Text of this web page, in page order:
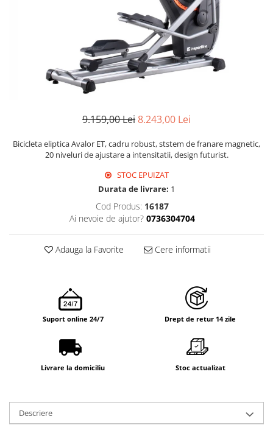
9.159,00 Lei8.243,00 Lei
Bicicleta eliptica Avalor ET, cadru robust, ststem de franare magnetic,
20 niveluri de ajustare a intensitatii, design futurist.
STOC EPUIZAT
Durata de livrare: 1
Cod Produs: 16187
Ai nevoie de ajutor? 0736304704
Adauga la Favorite Cere informatii
Suport online 24/7 Drept de retur 14 zile
Livrare la domiciliu Stoc actualizat
Descriere